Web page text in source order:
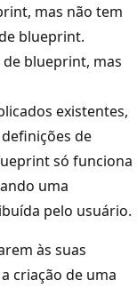
mas não tem
blueprint.
blueprint, mas
existentes,
de
só funciona
uma
pelo usuário.
às suas
criação de uma